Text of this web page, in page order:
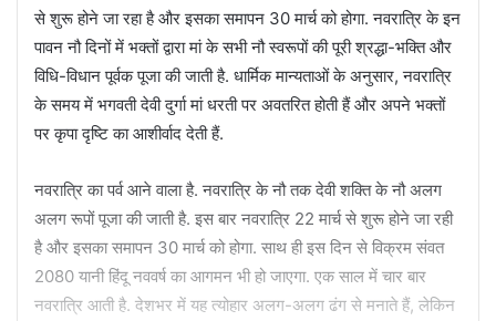
से शुरू होने जा रहा है और इसका समापन 30 मार्च को होगा. नवरात्रि के इन
पावन नौ दिनों में भक्तों द्वारा मां के सभी नौ स्वरूपों की पूरी श्रद्धा-भक्ति और
विधि-विधान पूर्वक पूजा की जाती है. धार्मिक मान्यताओं के अनुसार, नवरात्रि
के समय में भगवती देवी दुर्गा मां धरती पर अवतरित होती हैं और अपने भक्तों
पर कृपा दृष्टि का आशीर्वाद देती हैं.
नवरात्रि का पर्व आने वाला है. नवरात्रि के नौ तक देवी शक्ति के नौ अलग
अलग रूपों पूजा की जाती है. इस बार नवरात्रि 22 मार्च से शुरू होने जा रही
है और इसका समापन 30 मार्च को होगा. साथ ही इस दिन से विक्रम संवत
2080 यानी हिंदू नववर्ष का आगमन भी हो जाएगा. एक साल में चार बार
नवरात्रि आती है. देशभर में यह त्योहार अलग-अलग ढंग से मनाते हैं, लेकिन